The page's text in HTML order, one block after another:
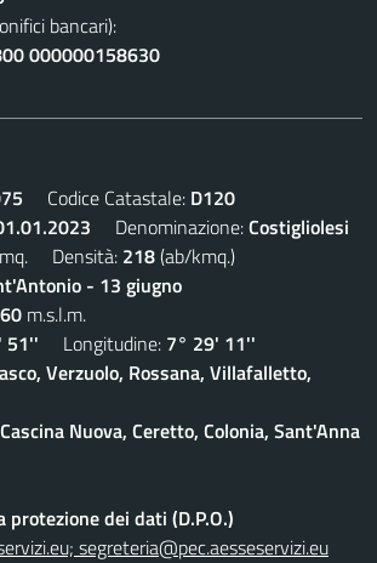
bancari):
000000158630
Codice Catastale: D120
Denominazione:Costigliolesi
Densità: 218(ab/kmq.)
- 13 giugno
m.s.l.m.
51'' Longitudine: 7° 29' 11''
Verzuolo, Rossana, Villafalletto,
Cascina Nuova, Ceretto, Colonia, Sant'Anna
protezione dei dati (D.P.O.)
segreteria@pec.aesseservizi.eu